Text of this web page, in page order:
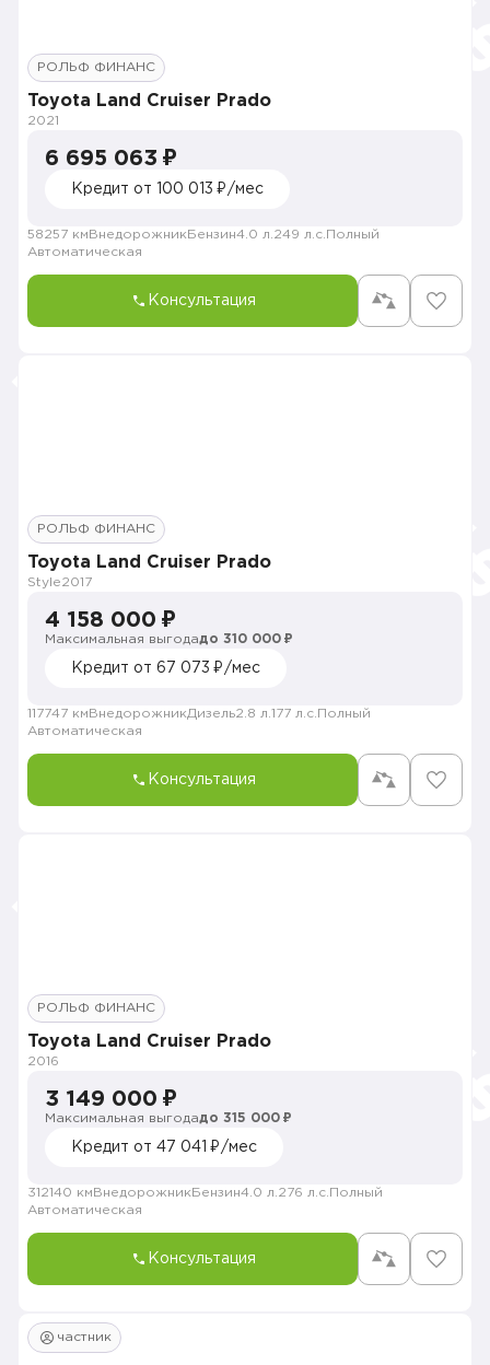
РОЛЬФ ФИНАНС
Toyota Land Cruiser Prado
2021
6 695 063 ₽
Кредит от 100 013 ₽/мес
58257 км Внедорожник Бензин4.0 л. 249 л.с. Полный
Автоматическая
Консультация
РОЛЬФ ФИНАНС
Toyota Land Cruiser Prado
Style2017
4 158 000 ₽
Максимальная выгодадо 310 000 ₽
Кредит от 67 073 ₽/мес
117747 км ВнедорожникДизель2.8 л. 177 л.с. Полный
Автоматическая
Консультация
РОЛЬФ ФИНАНС
Toyota Land Cruiser Prado
2016
3 149 000 ₽
Максимальная выгодадо 315 000 ₽
Кредит от 47 041 ₽/мес
312140 км Внедорожник Бензин4.0 л. 276 л.с. Полный
Автоматическая
Консультация
частник